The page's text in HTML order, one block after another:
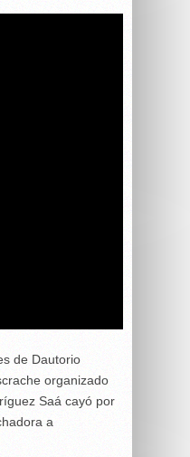
de Dautorio
organizado
Saá cayó por
a